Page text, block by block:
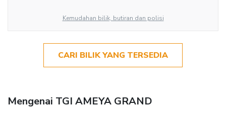
Kemudahan bilik, butiran dan polisi
CARI BILIK YANG TERSEDIA
Mengenai TGI AMEYA GRAND